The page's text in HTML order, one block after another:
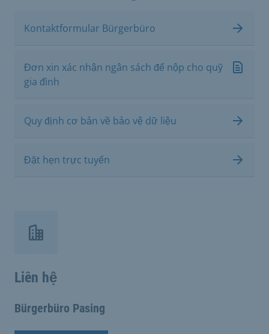
Kontaktformular Bürgerbüro
Đơn xin xác nhận ngân sách để nộp cho quỹ
gia đình
Quy định cơ bản về bảo vệ dữ liệu
Đặt hẹn trực tuyến
Liên hệ
Bürgerbüro Pasing